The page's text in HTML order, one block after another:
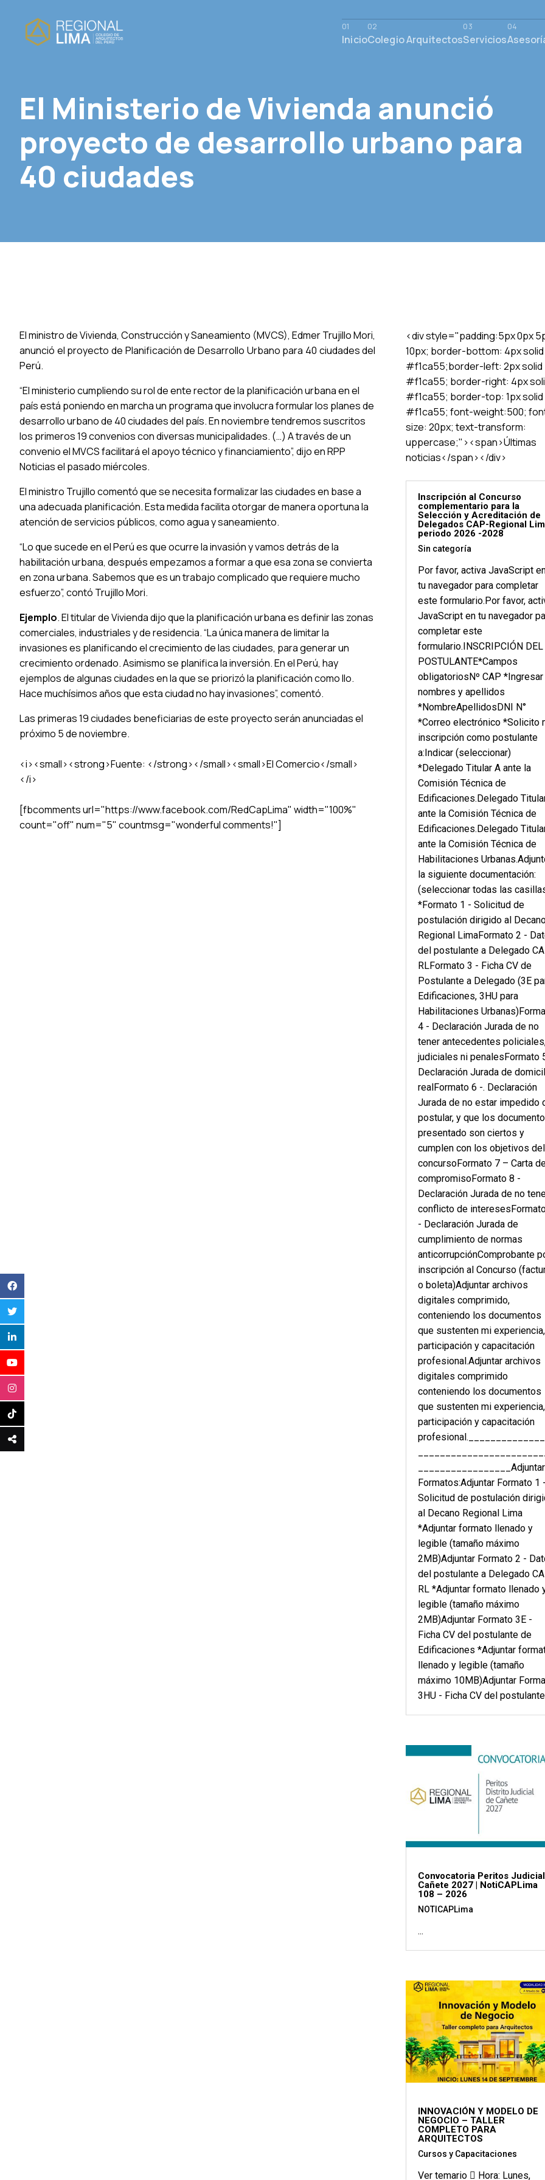
InicioColegio ArquitectosServicios
El Ministerio de Vivienda anunció
proyecto de desarrollo urbano para
40 ciudades
El ministro de Vivienda, Construcción y Saneamiento (MVCS), Edmer Trujillo Mori,
anunció el proyecto de Planificación de Desarrollo Urbano para 40 ciudades del
Perú.
“El ministerio cumpliendo su rol de ente rector de la planificación urbana en el
país está poniendo en marcha un programa que involucra formular los planes de
desarrollo urbano de 40 ciudades del país. En noviembre tendremos suscritos
los primeros 19 convenios con diversas municipalidades. (…) A través de un
convenio el MVCS facilitará el apoyo técnico y financiamiento”, dijo en RPP
Noticias el pasado miércoles.
El ministro Trujillo comentó que se necesita formalizar las ciudades en base a
una adecuada planificación. Esta medida facilita otorgar de manera oportuna la
atención de servicios públicos, como agua y saneamiento.
“Lo que sucede en el Perú es que ocurre la invasión y vamos detrás de la
habilitación urbana, después empezamos a formar a que esa zona se convierta
en zona urbana. Sabemos que es un trabajo complicado que requiere mucho
esfuerzo”, contó Trujillo Mori.
Ejemplo. El titular de Vivienda dijo que la planificación urbana es definir las zonas
comerciales, industriales y de residencia. “La única manera de limitar la
invasiones es planificando el crecimiento de las ciudades, para generar un
crecimiento ordenado. Asimismo se planifica la inversión. En el Perú, hay
ejemplos de algunas ciudades en la que se priorizó la planificación como Ilo.
Hace muchísimos años que esta ciudad no hay invasiones”, comentó.
Las primeras 19 ciudades beneficiarias de este proyecto serán anunciadas el
próximo 5 de noviembre.
<i><small><strong>Fuente: </strong></small><small>El Comercio</small>
</i>
[fbcomments url="https://www.facebook.com/RedCapLima" width="100%"
count="off" num="5" countmsg="wonderful comments!"]
<div style="padding:5px 0px
10px; border-bottom: 4px solid
#f1ca55;border-left: 2px solid
#f1ca55; border-right: 4px
#f1ca55; border-top: 1px solid
#f1ca55; font-weight:500;
size: 20px; text-transform:
uppercase;"><span>Últimas
noticias</span></div>
Inscripción al Concurso
complementario para la
Selección y Acreditación de
Delegados CAP-Regional
periodo 2026 -2028
Sin categoría
Por favor, activa JavaScript
tu navegador para completar
este formulario.Por favor,
JavaScript en tu navegador
completar este
formulario.INSCRIPCIÓN DEL
POSTULANTE*Campos
obligatoriosNº CAP *Ingresar
nombres y apellidos
*NombreApellidosDNI N°
*Correo electrónico *Solicito
inscripción como postulante
a:Indicar (seleccionar)
*Delegado Titular A ante la
Comisión Técnica de
Edificaciones.Delegado
ante la Comisión Técnica de
Edificaciones.Delegado
ante la Comisión Técnica de
Habilitaciones
la siguiente documentación:
(seleccionar todas las
*Formato 1 - Solicitud de
postulación dirigido al
Regional LimaFormato 2 -
del postulante a Delegado
RLFormato 3 - Ficha CV de
Postulante a Delegado (3E
Edificaciones, 3HU para
Habilitaciones
4 - Declaración Jurada de no
tener antecedentes
judiciales ni penalesFormato
Declaración Jurada de
realFormato 6 -. Declaración
Jurada de no estar impedido
postular, y que los
presentado son ciertos y
cumplen con los objetivos del
concursoFormato 7 – Carta
compromisoFormato 8 -
Declaración Jurada de no
conflicto de
- Declaración Jurada de
cumplimiento de normas
anticorrupciónComprobante
inscripción al Concurso
o boleta)Adjuntar archivos
digitales comprimido,
conteniendo los documentos
que sustenten mi experiencia,
participación y capacitación
profesional.Adjuntar archivos
digitales comprimido
conteniendo los documentos
que sustenten mi experiencia,
participación y capacitación
_________________Adjuntar
Formatos:Adjuntar Formato 1 -
Solicitud de postulación
al Decano Regional Lima
*Adjuntar formato llenado y
legible (tamaño máximo
2MB)Adjuntar Formato 2 -
del postulante a Delegado
RL *Adjuntar formato llenado
legible (tamaño máximo
2MB)Adjuntar Formato 3E -
Ficha CV del postulante de
Edificaciones *Adjuntar
llenado y legible (tamaño
máximo 10MB)Adjuntar
3HU - Ficha CV del
Convocatoria Peritos
Cañete 2027 | NotiCAPLima
108 – 2026
NOTICAPLima
...
INNOVACIÓN Y MODELO DE
NEGOCIO – TALLER
COMPLETO PARA
ARQUITECTOS
Cursos y Capacitaciones
Ver temario  Hora: Lunes,